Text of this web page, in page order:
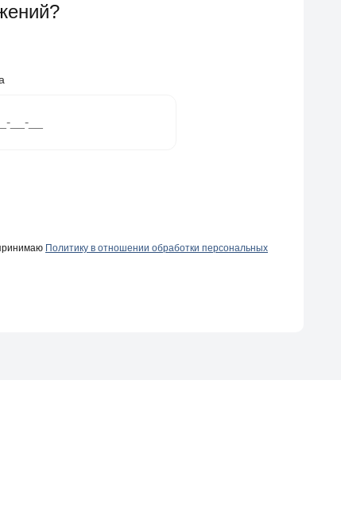
Политику в отношении обработки персональных